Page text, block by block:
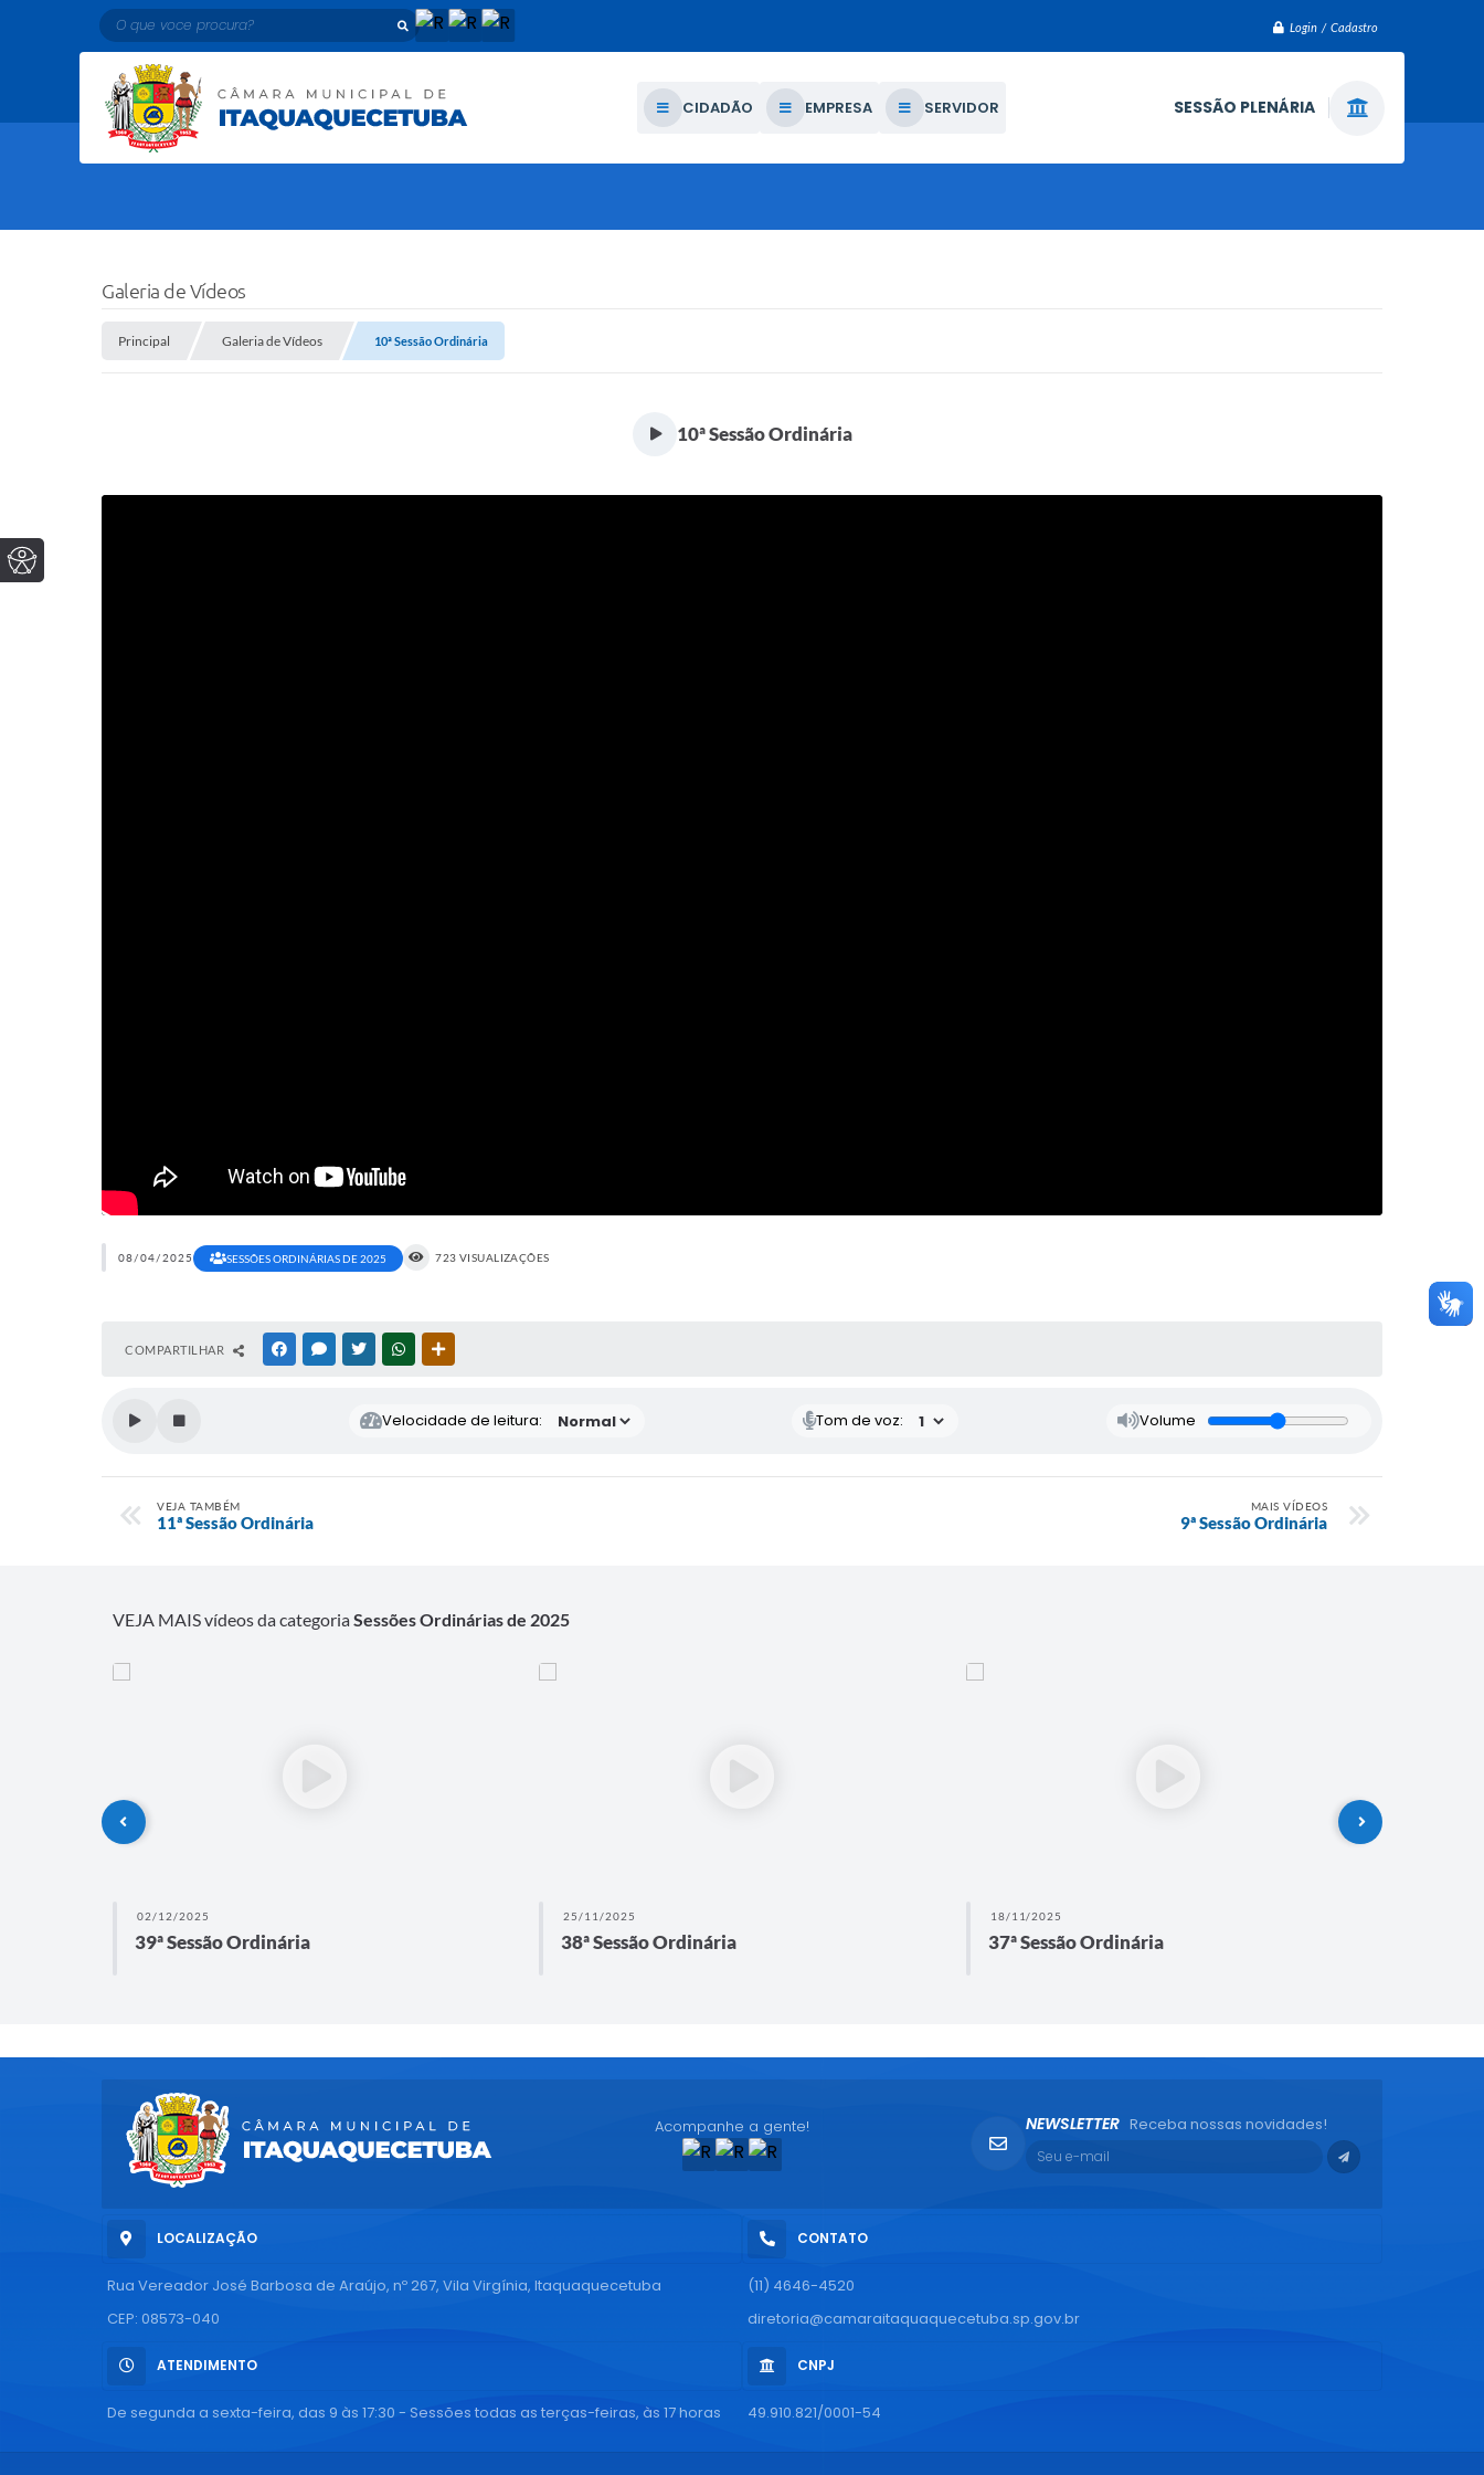
Login / Cadastro
O que voce procura?
CIDADÃO EMPRESA SERVIDOR SESSÃO PLENÁRIA
Galeria de Vídeos
Principal Galeria de Vídeos 10ª Sessão Ordinária
10ª Sessão Ordinária
08/04/2025 SESSÕES ORDINÁRIAS DE 2025 723 VISUALIZAÇÕES
COMPARTILHAR FACEBOOKMESSENGER
TWITTERWHATSAPP
Velocidade de leitura: Tom de voz: Volume
VEJA TAMBÉM
11ª Sessão Ordinária
MAIS VÍDEOS
9ª Sessão Ordinária
VEJA MAIS vídeos da categoriaSessões Ordinárias de 2025
02/12/2025
39ª Sessão Ordinária
25/11/2025
38ª Sessão Ordinária
18/11/2025
37ª Sessão Ordinária
LOCALIZAÇÃO
Rua Vereador José Barbosa de Araújo, nº 267, Vila Virgínia, Itaquaquecetuba
CEP: 08573-040
CONTATO
(11) 4646-4520
diretoria@camaraitaquaquecetuba.sp.gov.br
ATENDIMENTO
De segunda a sexta-feira, das 9 às 17:30 - Sessões todas as terças-feiras, às 17 horas
CNPJ
49.910.821/0001-54
Acompanhe a gente! NEWSLETTER Receba nossas novidades!